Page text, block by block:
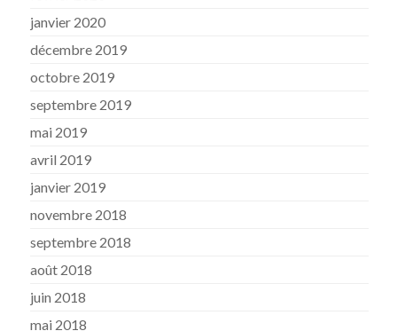
janvier 2020
décembre 2019
octobre 2019
septembre 2019
mai 2019
avril 2019
janvier 2019
novembre 2018
septembre 2018
août 2018
juin 2018
mai 2018